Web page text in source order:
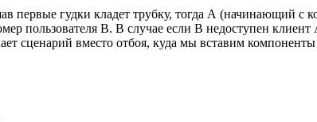
первые гудки кладет трубку, тогда А (начинающий с
пользователя В. В случае если В недоступен
сценарий вместо отбоя, куда мы вставим